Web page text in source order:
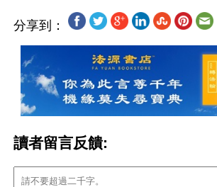
分享到：
讀者留言反饋: